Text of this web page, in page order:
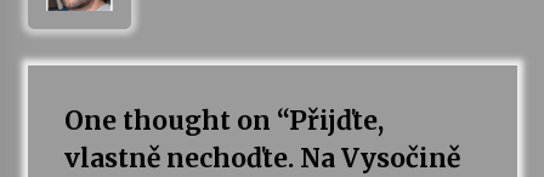
One thought on “Přijďte,
vlastně nechoďte. Na Vysočině